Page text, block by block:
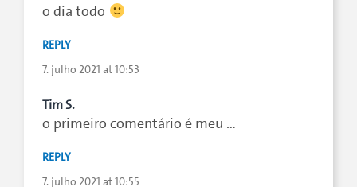
7. julho 2021 at 10:53
o dia todo
REPLY
Tim S.
7. julho 2021 at 10:55
o primeiro comentário é meu …
REPLY